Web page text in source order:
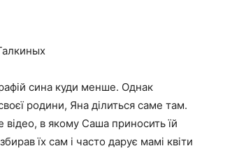
сина куди менше. Однак
родини, Яна ділиться саме там.
відео, в якому Саша приносить їй
їх сам і часто дарує мамі квіти